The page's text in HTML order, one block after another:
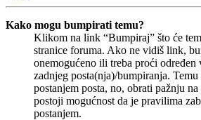
Kako mogu bumpirati temu?
Klikom na link “Bumpiraj” što će
stranice foruma. Ako ne vidiš link,
onemogućeno ili treba proći određen
zadnjeg posta(nja)/bumpiranja.
postanjem posta, no, obrati pažnju
postoji mogućnost da je pravilima
postanjem.